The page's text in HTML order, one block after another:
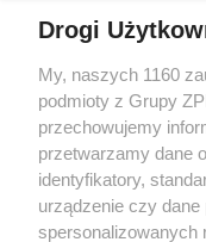
Żaden utwór
rozpowszechniany lub
tym także elektroniczny
eksploatacji w
Internecie bez pisemnej
wykorzystanie utworów w
tzn. bez właściwej zgody,
ścigane prawnie.
Drogi
My, naszych 1160
podmioty z Grupy
przechowujemy
przetwarzamy dane
identyfikatory,
urządzenie czy dane
spersonalizowanych